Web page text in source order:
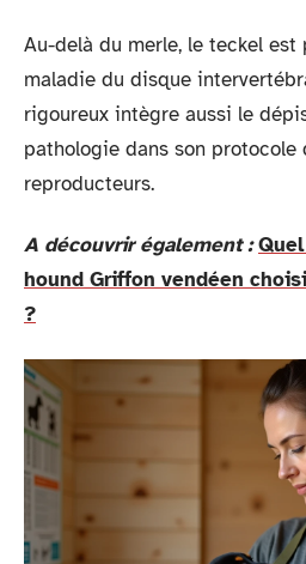
Au-delà du merle, le teckel est
maladie du disque
rigoureux intègre aussi le
pathologie dans son protocole
reproducteurs.
A découvrir également :
hound Griffon vendéen
?